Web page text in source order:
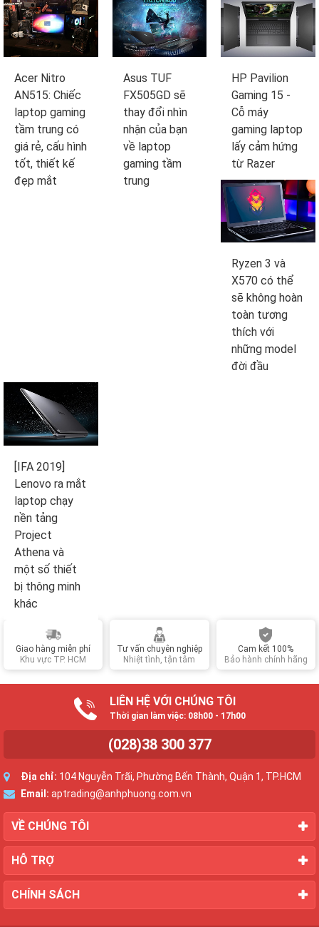
Acer Nitro
AN515: Chiếc
laptop gaming
tầm trung có
giá rẻ, cấu hình
tốt, thiết kế
đẹp mắt
Asus TUF
FX505GD sẽ
thay đổi nhìn
nhận của bạn
về laptop
gaming tầm
trung
HP Pavilion
Gaming 15 -
Cỗ máy
gaming laptop
lấy cảm hứng
từ Razer
Ryzen 3 và
X570 có thể
sẽ không hoàn
toàn tương
thích với
những model
đời đầu
[IFA 2019]
Lenovo ra mắt
laptop chạy
nền tảng
Project
Athena và
một số thiết
bị thông minh
khác
Giao hàng miễn phí
Khu vực TP. HCM
Tư vấn chuyên nghiệp
Nhiệt tình, tận tâm
Cam kết 100%
Bảo hành chính hãng
LIÊN HỆ VỚI CHÚNG TÔI
Thời gian làm việc: 08h00 - 17h00
(028)38 300 377
Địa chỉ: 104 Nguyễn Trãi, Phường Bến Thành, Quận 1, TP.HCM
Email: aptrading@anhphuong.com.vn
VỀ CHÚNG TÔI
HỖ TRỢ
CHÍNH SÁCH